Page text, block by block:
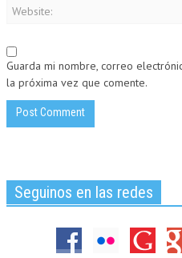
Guarda mi nombre, correo
la próxima vez que comente.
Seguinos en las redes